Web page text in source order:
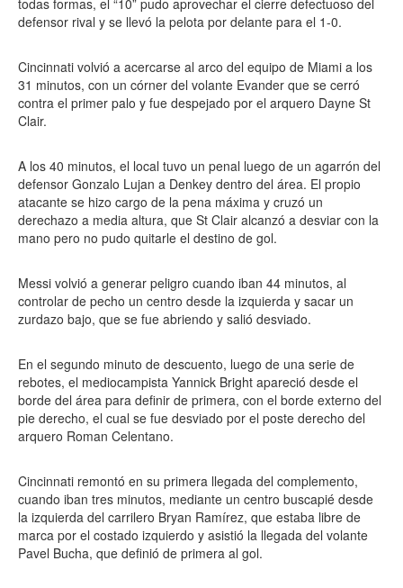
todas formas, el “10” pudo aprovechar el cierre defectuoso del
defensor rival y se llevó la pelota por delante para el 1-0.
Cincinnati volvió a acercarse al arco del equipo de Miami a los
31 minutos, con un córner del volante Evander que se cerró
contra el primer palo y fue despejado por el arquero Dayne St
Clair.
A los 40 minutos, el local tuvo un penal luego de un agarrón del
defensor Gonzalo Lujan a Denkey dentro del área. El propio
atacante se hizo cargo de la pena máxima y cruzó un
derechazo a media altura, que St Clair alcanzó a desviar con la
mano pero no pudo quitarle el destino de gol.
Messi volvió a generar peligro cuando iban 44 minutos, al
controlar de pecho un centro desde la izquierda y sacar un
zurdazo bajo, que se fue abriendo y salió desviado.
En el segundo minuto de descuento, luego de una serie de
rebotes, el mediocampista Yannick Bright apareció desde el
borde del área para definir de primera, con el borde externo del
pie derecho, el cual se fue desviado por el poste derecho del
arquero Roman Celentano.
Cincinnati remontó en su primera llegada del complemento,
cuando iban tres minutos, mediante un centro buscapié desde
la izquierda del carrilero Bryan Ramírez, que estaba libre de
marca por el costado izquierdo y asistió la llegada del volante
Pavel Bucha, que definió de primera al gol.